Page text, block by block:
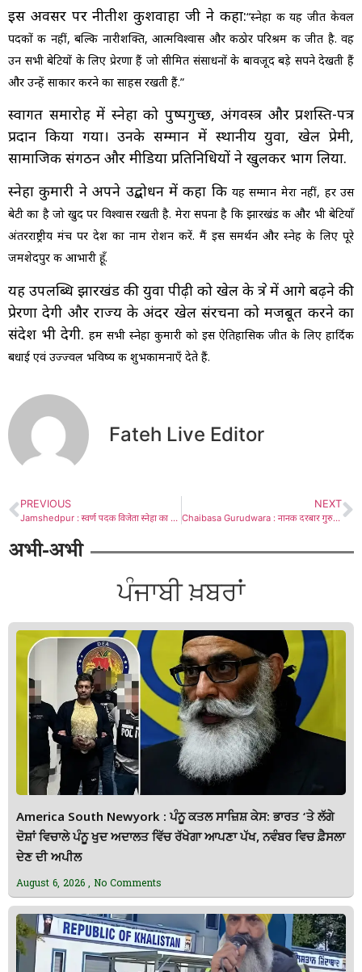
इस अवसर पर नीतीश कुशवाहा जी ने कहा:“स्नेहा की यह जीत केवल
पदकों की नहीं, बल्कि नारीशक्ति, आत्मविश्वास और कठोर परिश्रम की जीत है. वह
उन सभी बेटियों के लिए प्रेरणा हैं जो सीमित संसाधनों के बावजूद बड़े सपने देखती हैं
और उन्हें साकार करने का साहस रखती हैं.”
स्वागत समारोह में स्नेहा को पुष्पगुच्छ, अंगवस्त्र और प्रशस्ति-पत्र
प्रदान किया गया। उनके सम्मान में स्थानीय युवा, खेल प्रेमी,
सामाजिक संगठन और मीडिया प्रतिनिधियों ने खुलकर भाग लिया.
स्नेहा कुमारी ने अपने उद्बोधन में कहा कियह सम्मान मेरा नहीं, हर उस
बेटी का है जो खुद पर विश्वास रखती है. मेरा सपना है कि झारखंड की और भी बेटियाँ
अंतरराष्ट्रीय मंच पर देश का नाम रोशन करें. मैं इस समर्थन और स्नेह के लिए पूरे
जमशेदपुर की आभारी हूँ.
यह उपलब्धि झारखंड की युवा पीढ़ी को खेल के क्षेत्र में आगे बढ़ने की
प्रेरणा देगी और राज्य के अंदर खेल संरचना को मजबूत करने का
संदेश भी देगी. हम सभी स्नेहा कुमारी को इस ऐतिहासिक जीत के लिए हार्दिक
बधाई एवं उज्ज्वल भविष्य की शुभकामनाएँ देते हैं.
Fateh Live Editor
PREVIOUS
Jamshedpur : स्वर्ण पदक विजेता स्नेहा का टाटानगर में स्वागत, भाजपा नेता दिनेश कुमार ने सरकार पर साधा निशाना
NEXT
Chaibasa Gurudwara : नानक दरबार गुरुद्वारा में संगत ने श्री गुरु हरकिशन साहेब को किया याद, कीर्तन सीख रहे प्रतिभागियों ने गायन किया गुरु जस, वालिया परिवार और सलूजा को मिला सम्मान
अभी-अभी
ਪੰਜਾਬੀ ਖ਼ਬਰਾਂ
America South Newyork : ਪੰਨੂ ਕਤਲ ਸਾਜ਼ਿਸ਼ ਕੇਸ: ਭਾਰਤ ‘ਤੇ ਲੱਗੇ
ਦੋਸ਼ਾਂ ਵਿਚਾਲੇ ਪੰਨੂ ਖੁਦ ਅਦਾਲਤ ਵਿੱਚ ਰੱਖੇਗਾ ਆਪਣਾ ਪੱਖ, ਨਵੰਬਰ ਵਿਚ ਫ਼ੈਸਲਾ
ਦੇਣ ਦੀ ਅਪੀਲ
August 6, 2026 No Comments